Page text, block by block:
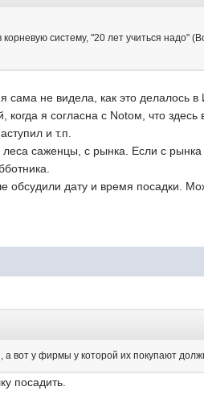
систему, "20 лет учиться надо"
сама не видела, как это делалось
когда я согласна с Notом, что
и т.п.
саженцы, с рынка. Если с
дату и время посадки.
а вот у фирмы у которой их покупают
посадить.